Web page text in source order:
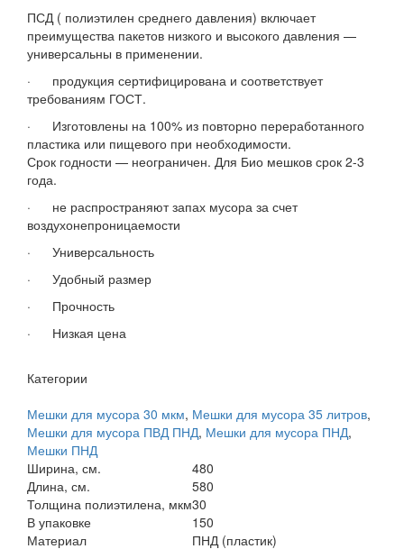
ПСД ( полиэтилен среднего давления) включает
преимущества пакетов низкого и высокого давления —
универсальны в применении.
· продукция сертифицирована и соответствует
требованиям ГОСТ.
· Изготовлены на 100% из повторно переработанного
пластика или пищевого при необходимости.
Срок годности — неограничен. Для Био мешков срок 2-3
года.
· не распространяют запах мусора за счет
воздухонепроницаемости
· Универсальность
· Удобный размер
· Прочность
· Низкая цена
Категории
Мешки для мусора 30 мкм, Мешки для мусора 35 литров,
Мешки для мусора ПВД ПНД, Мешки для мусора ПНД,
Мешки ПНД
Ширина, см.
480
Длина, см.
580
Толщина полиэтилена, мкм30
В упаковке
150
Материал
ПНД (пластик)